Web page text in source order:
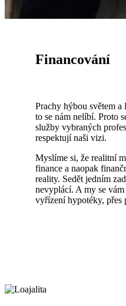
Financování
Prachy hýbou světem
to se nám nelíbí. Proto
služby vybraných
respektují naši vizi.
Myslíme si, že realitní
finance a naopak
reality. Sedět jedním
nevyplácí. A my se
vyřízení hypotéky, přes